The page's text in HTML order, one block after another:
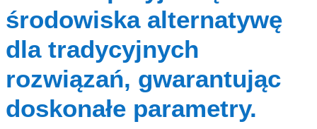
środowiska alternatywę
dla tradycyjnych
rozwiązań, gwarantując
doskonałe parametry.